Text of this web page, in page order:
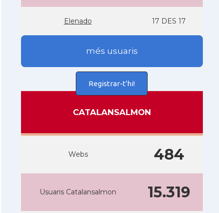
Elenado 17 DES 17
més usuaris
Registrar-t'hi!
CATALANSALMON
Webs 484
Usuaris Catalansalmon 15.319